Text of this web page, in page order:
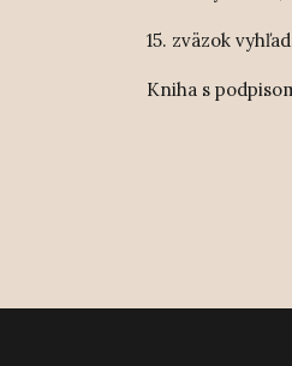
15. zväzok
Kniha s